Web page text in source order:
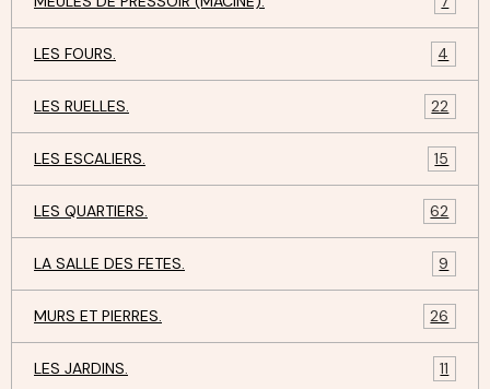
LES FOURS. 4
LES RUELLES. 22
LES ESCALIERS. 15
LES QUARTIERS. 62
LA SALLE DES FETES. 9
MURS ET PIERRES. 26
LES JARDINS. 11